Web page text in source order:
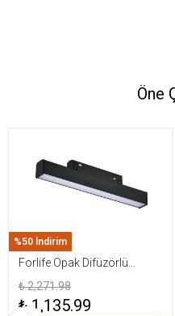
Öne
%50 İndirim
Forlife Opak Difüzörlü
Magnet Armatür 10W 4000K
Ilık Beyaz FL-5502
₺ 2,271.98
₺ 1,135.99